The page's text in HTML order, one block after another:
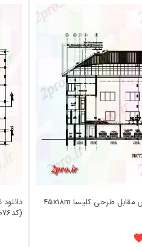
دانلود نقشه کلیسا - معبد - مکان مذهبی بخش مقابل طرحی کلیسا 45x18m
(کد51076)